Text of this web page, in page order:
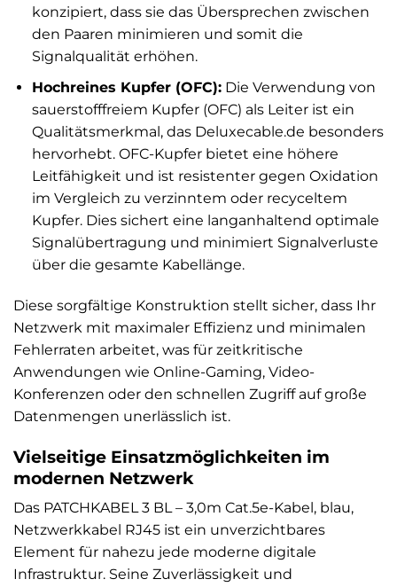
konzipiert, dass sie das Übersprechen zwischen
den Paaren minimieren und somit die
Signalqualität erhöhen.
Hochreines Kupfer (OFC):Die Verwendung von
sauerstofffreiem Kupfer (OFC) als Leiter ist ein
Qualitätsmerkmal, das Deluxecable.de besonders
hervorhebt. OFC-Kupfer bietet eine höhere
Leitfähigkeit und ist resistenter gegen Oxidation
im Vergleich zu verzinntem oder recyceltem
Kupfer. Dies sichert eine langanhaltend optimale
Signalübertragung und minimiert Signalverluste
über die gesamte Kabellänge.
Diese sorgfältige Konstruktion stellt sicher, dass Ihr
Netzwerk mit maximaler Effizienz und minimalen
Fehlerraten arbeitet, was für zeitkritische
Anwendungen wie Online-Gaming, Video-
Konferenzen oder den schnellen Zugriff auf große
Datenmengen unerlässlich ist.
Vielseitige Einsatzmöglichkeiten im
modernen Netzwerk
Das PATCHKABEL 3 BL – 3,0m Cat.5e-Kabel, blau,
Netzwerkkabel RJ45 ist ein unverzichtbares
Element für nahezu jede moderne digitale
Infrastruktur. Seine Zuverlässigkeit und